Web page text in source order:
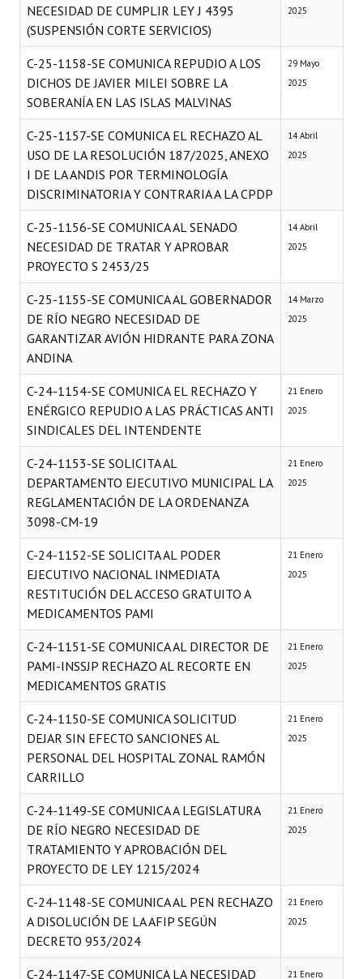
NECESIDAD DE CUMPLIR LEY J 4395
(SUSPENSIÓN CORTE SERVICIOS)
2025
C-25-1158-SE COMUNICA REPUDIO A LOS
DICHOS DE JAVIER MILEI SOBRE LA
SOBERANÍA EN LAS ISLAS MALVINAS
29 Mayo
2025
C-25-1157-SE COMUNICA EL RECHAZO AL
USO DE LA RESOLUCIÓN 187/2025, ANEXO
I DE LA ANDIS POR TERMINOLOGÍA
DISCRIMINATORIA Y CONTRARIA A LA CPDP
14 Abril
2025
C-25-1156-SE COMUNICA AL SENADO
NECESIDAD DE TRATAR Y APROBAR
PROYECTO S 2453/25
14 Abril
2025
C-25-1155-SE COMUNICA AL GOBERNADOR
DE RÍO NEGRO NECESIDAD DE
GARANTIZAR AVIÓN HIDRANTE PARA ZONA
ANDINA
14 Marzo
2025
C-24-1154-SE COMUNICA EL RECHAZO Y
ENÉRGICO REPUDIO A LAS PRÁCTICAS ANTI
SINDICALES DEL INTENDENTE
21 Enero
2025
C-24-1153-SE SOLICITA AL
DEPARTAMENTO EJECUTIVO MUNICIPAL LA
REGLAMENTACIÓN DE LA ORDENANZA
3098-CM-19
21 Enero
2025
C-24-1152-SE SOLICITA AL PODER
EJECUTIVO NACIONAL INMEDIATA
RESTITUCIÓN DEL ACCESO GRATUITO A
MEDICAMENTOS PAMI
21 Enero
2025
C-24-1151-SE COMUNICA AL DIRECTOR DE
PAMI-INSSJP RECHAZO AL RECORTE EN
MEDICAMENTOS GRATIS
21 Enero
2025
C-24-1150-SE COMUNICA SOLICITUD
DEJAR SIN EFECTO SANCIONES AL
PERSONAL DEL HOSPITAL ZONAL RAMÓN
CARRILLO
21 Enero
2025
C-24-1149-SE COMUNICA A LEGISLATURA
DE RÍO NEGRO NECESIDAD DE
TRATAMIENTO Y APROBACIÓN DEL
PROYECTO DE LEY 1215/2024
21 Enero
2025
C-24-1148-SE COMUNICA AL PEN RECHAZO
A DISOLUCIÓN DE LA AFIP SEGÚN
DECRETO 953/2024
21 Enero
2025
C-24-1147-SE COMUNICA LA NECESIDAD 21 Enero